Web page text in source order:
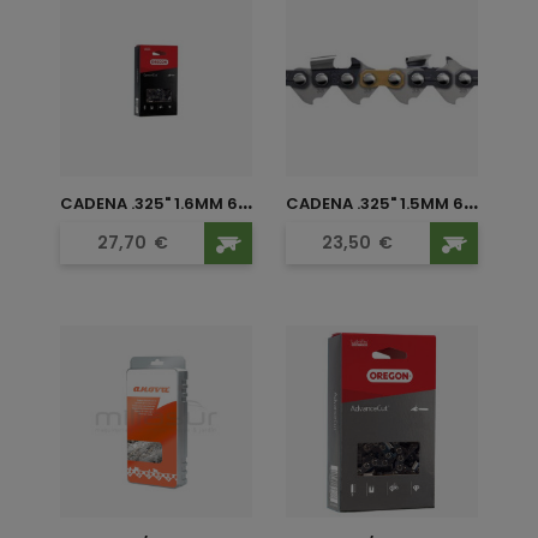
C
ADENA .325" 1.6MM 68...
Precio
27,70 €
C
ADENA .325" 1.5MM 64...
Precio
23,50 €